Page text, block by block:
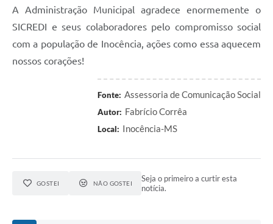
A Administração Municipal agradece enormemente o
SICREDI e seus colaboradores pelo compromisso social
com a população de Inocência, ações como essa aquecem
nossos corações!
Fonte: Assessoria de Comunicação Social
Autor: Fabrício Corrêa
Local: Inocência-MS
GOSTEI NÃO GOSTEI
Seja o primeiro a curtir esta
notícia.